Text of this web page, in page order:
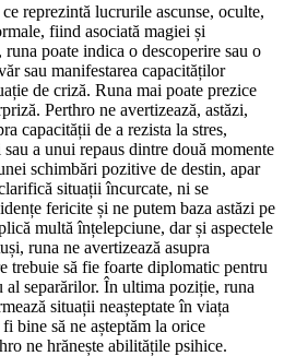
reprezintă lucrurile ascunse, oculte,
fiind asociată magiei și
poate indica o descoperire sau o
sau manifestarea capacităților
de criză. Runa mai poate prezice
Perthro ne avertizează, astăzi,
capacității de a rezista la stres,
a unui repaus dintre două momente
schimbări pozitive de destin, apar
situații încurcate, ni se
fericite și ne putem baza astăzi pe
multă înțelepciune, dar și aspectele
runa ne avertizează asupra
trebuie să fie foarte diplomatic pentru
separărilor. În ultima poziție, runa
situații neașteptate în viața
bine să ne așteptăm la orice
ne hrănește abilitățile psihice.